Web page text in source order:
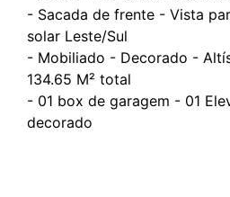
- Sacada de frente - Vista
solar Leste/Sul
- Mobiliado - Decorado -
134.65 M² total
- 01 box de garagem - 01